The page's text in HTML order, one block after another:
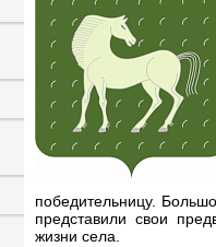
победительницу.
представили свои
жизни села.